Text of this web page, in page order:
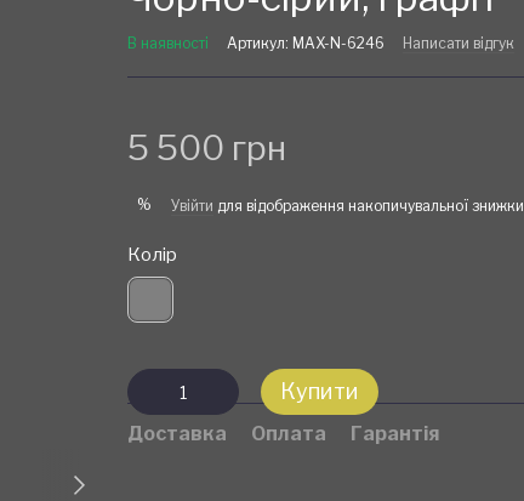
В наявності Артикул: MAX-N-6246 Написати відгук
5 500 грн
% Увійти для відображення накопичувальної знижки
Колір
Купити
Доставка Оплата Гарантія